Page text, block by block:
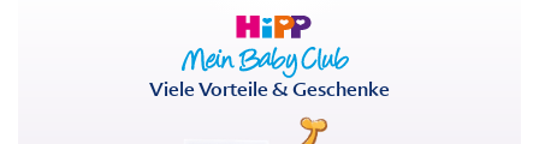
Viele Vorteile & Geschenke